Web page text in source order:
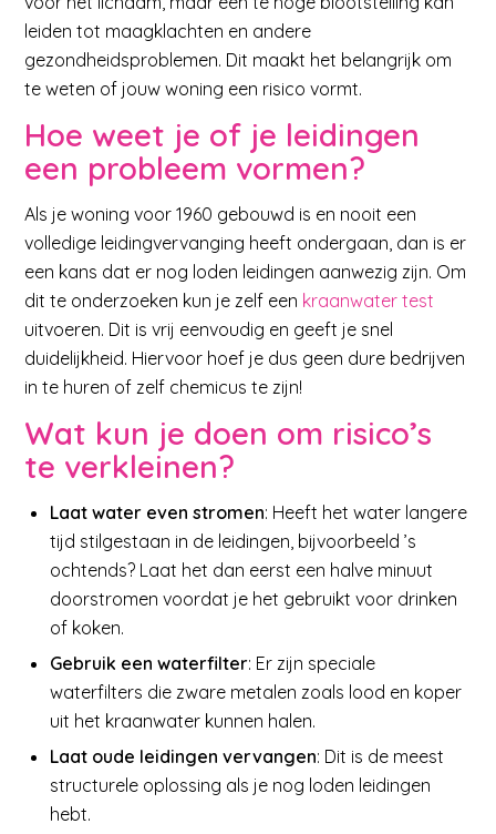
leiden tot maagklachten en andere
gezondheidsproblemen. Dit maakt het belangrijk om
te weten of jouw woning een risico vormt.
Hoe weet je of je leidingen
een probleem vormen?
Als je woning voor 1960 gebouwd is en nooit een
volledige leidingvervanging heeft ondergaan, dan is er
een kans dat er nog loden leidingen aanwezig zijn. Om
dit te onderzoeken kun je zelf een kraanwater test
uitvoeren. Dit is vrij eenvoudig en geeft je snel
duidelijkheid. Hiervoor hoef je dus geen dure bedrijven
in te huren of zelf chemicus te zijn!
Wat kun je doen om risico’s
te verkleinen?
Laat water even stromen: Heeft het water langere
tijd stilgestaan in de leidingen, bijvoorbeeld ’s
ochtends? Laat het dan eerst een halve minuut
doorstromen voordat je het gebruikt voor drinken
of koken.
Gebruik een waterfilter: Er zijn speciale
waterfilters die zware metalen zoals lood en koper
uit het kraanwater kunnen halen.
Laat oude leidingen vervangen: Dit is de meest
structurele oplossing als je nog loden leidingen
hebt.